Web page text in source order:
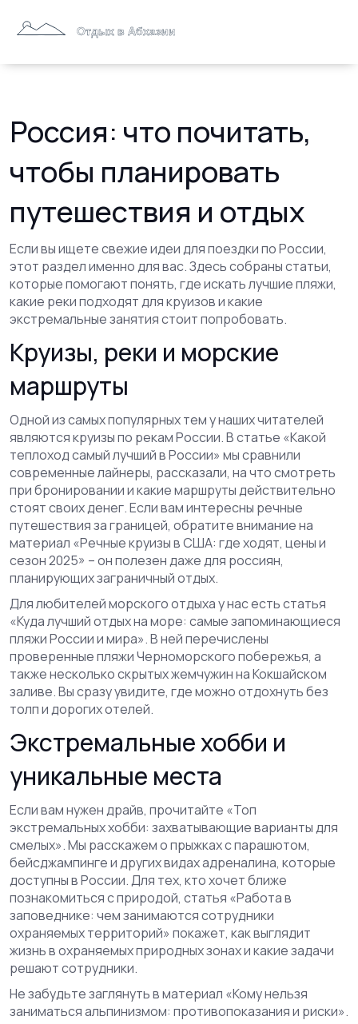
Россия: что почитать,
чтобы планировать
путешествия и отдых
Если вы ищете свежие идеи для поездки по России,
этот раздел именно для вас. Здесь собраны статьи,
которые помогают понять, где искать лучшие пляжи,
какие реки подходят для круизов и какие
экстремальные занятия стоит попробовать.
Круизы, реки и морские
маршруты
Одной из самых популярных тем у наших читателей
являются круизы по рекам России. В статье «Какой
теплоход самый лучший в России» мы сравнили
современные лайнеры, рассказали, на что смотреть
при бронировании и какие маршруты действительно
стоят своих денег. Если вам интересны речные
путешествия за границей, обратите внимание на
материал «Речные круизы в США: где ходят, цены и
сезон 2025» – он полезен даже для россиян,
планирующих заграничный отдых.
Для любителей морского отдыха у нас есть статья
«Куда лучший отдых на море: самые запоминающиеся
пляжи России и мира». В ней перечислены
проверенные пляжи Черноморского побережья, а
также несколько скрытых жемчужин на Кокшайском
заливе. Вы сразу увидите, где можно отдохнуть без
толп и дорогих отелей.
Экстремальные хобби и
уникальные места
Если вам нужен драйв, прочитайте «Топ
экстремальных хобби: захватывающие варианты для
смелых». Мы расскажем о прыжках с парашютом,
бейсджампинге и других видах адреналина, которые
доступны в России. Для тех, кто хочет ближе
познакомиться с природой, статья «Работа в
заповеднике: чем занимаются сотрудники
охраняемых территорий» покажет, как выглядит
жизнь в охраняемых природных зонах и какие задачи
решают сотрудники.
Не забудьте заглянуть в материал «Кому нельзя
заниматься альпинизмом: противопоказания и риски».